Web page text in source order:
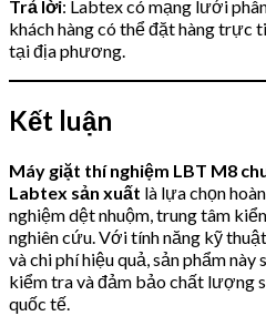
Trả lời: Labtex có mạng lưới
khách hàng có thể đặt hàng trực
tại địa phương.
Kết luận
Máy giặt thí nghiệm LBT M8
Labtex sản xuất là lựa chọn
nghiệm dệt nhuộm, trung tâm
nghiên cứu. Với tính năng kỹ
và chi phí hiệu quả, sản phẩm này
kiểm tra và đảm bảo chất lượng
quốc tế.